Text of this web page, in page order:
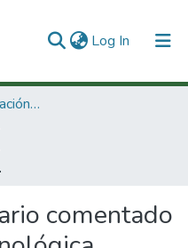
Log In (current)
3. Recursos de Información Científica y Tecnológica
comentado